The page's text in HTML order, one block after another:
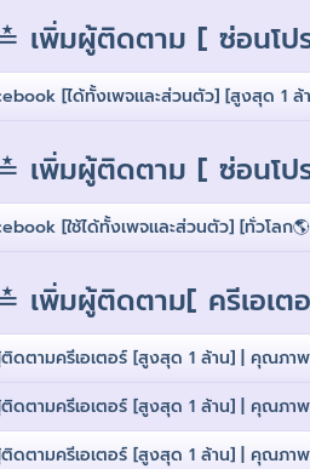
เพิ่มผู้ติดตาม [ ซ่อนโป
[ได้ทั้งเพจเเละส่วนตัว] [สูงสุด 1
เพิ่มผู้ติดตาม [ ซ่อนโป
[ใช้ได้ทั้งเพจเเละส่วนตัว] [ทั่วโ
เพิ่มผู้ติดตาม[ ครีเอเต
ดตามครีเอเตอร์ [สูงสุด 1 ล้าน] | คุณภา
ดตามครีเอเตอร์ [สูงสุด 1 ล้าน] | คุณภา
ดตามครีเอเตอร์ [สูงสุด 1 ล้าน] | คุณภา